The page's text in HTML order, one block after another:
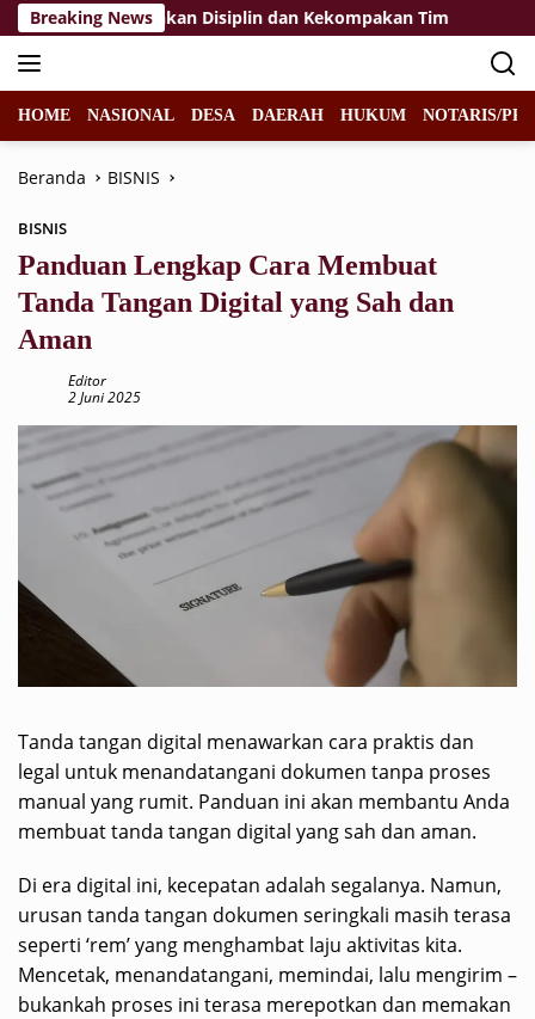
Langsung
ke
konten
Breaking News
2026, Tekankan Disiplin dan Kekompakan Tim
HOME NASIONAL DESA DAERAH HUKUM NOTARIS/
Beranda BISNIS
BISNIS
Panduan Lengkap Cara Membuat
Tanda Tangan Digital yang Sah dan
Aman
Editor
2 Juni 2025
Tanda tangan digital menawarkan cara praktis dan
legal untuk menandatangani dokumen tanpa proses
manual yang rumit. Panduan ini akan membantu Anda
membuat tanda tangan digital yang sah dan aman.
Di era digital ini, kecepatan adalah segalanya. Namun,
urusan tanda tangan dokumen seringkali masih terasa
seperti ‘rem’ yang menghambat laju aktivitas kita.
Mencetak, menandatangani, memindai, lalu mengirim –
bukankah proses ini terasa merepotkan dan memakan